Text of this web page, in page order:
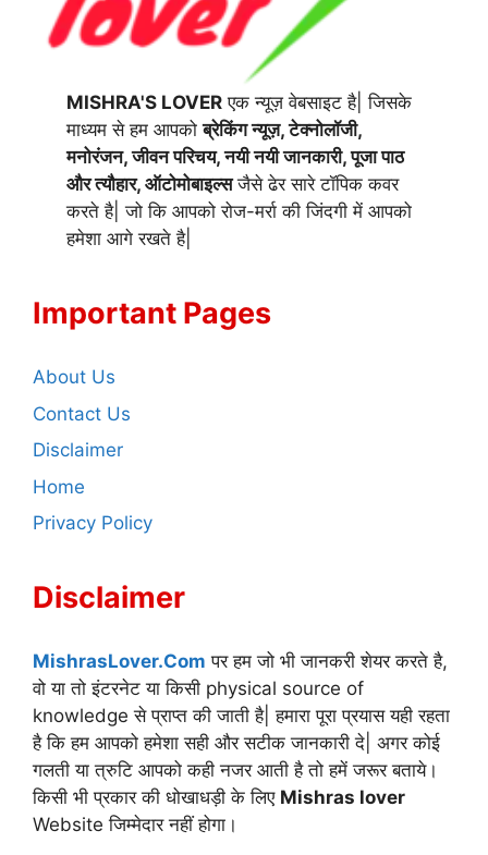
MISHRA'S LOVER एक न्यूज़ वेबसाइट है| जिसके
माध्यम से हम आपकोब्रेकिंग न्यूज़, टेक्नोलॉजी,
मनोरंजन, जीवन परिचय, नयी नयी जानकारी, पूजा पाठ
और त्यौहार, ऑटोमोबाइल्सजैसे ढेर सारे टॉपिक कवर
करते है| जो कि आपको रोज-मर्रा की जिंदगी में आपको
हमेशा आगे रखते है|
Important Pages
About Us
Contact Us
Disclaimer
Home
Privacy Policy
Disclaimer
MishrasLover.Com पर हम जो भी जानकरी शेयर करते है,
वो या तो इंटरनेट या किसी physical source of
knowledge से प्राप्त की जाती है| हमारा पूरा प्रयास यही रहता
है कि हम आपको हमेशा सही और सटीक जानकारी दे| अगर कोई
गलती या त्रुटि आपको कही नजर आती है तो हमें जरूर बताये।
किसी भी प्रकार की धोखाधड़ी के लिए Mishras lover
Website जिम्मेदार नहीं होगा।